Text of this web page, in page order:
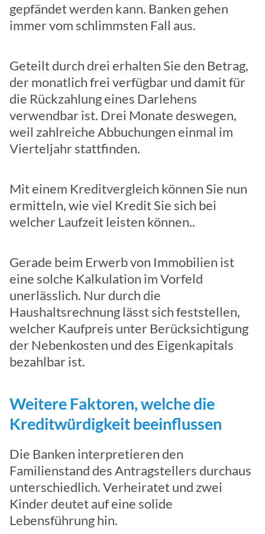
gepfändet werden kann. Banken gehen
immer vom schlimmsten Fall aus.
Geteilt durch drei erhalten Sie den Betrag,
der monatlich frei verfügbar und damit für
die Rückzahlung eines Darlehens
verwendbar ist. Drei Monate deswegen,
weil zahlreiche Abbuchungen einmal im
Vierteljahr stattfinden.
Mit einem Kreditvergleich können Sie nun
ermitteln, wie viel Kredit Sie sich bei
welcher Laufzeit leisten können..
Gerade beim Erwerb von Immobilien ist
eine solche Kalkulation im Vorfeld
unerlässlich. Nur durch die
Haushaltsrechnung lässt sich feststellen,
welcher Kaufpreis unter Berücksichtigung
der Nebenkosten und des Eigenkapitals
bezahlbar ist.
Weitere Faktoren, welche die
Kreditwürdigkeit beeinflussen
Die Banken interpretieren den
Familienstand des Antragstellers durchaus
unterschiedlich. Verheiratet und zwei
Kinder deutet auf eine solide
Lebensführung hin.